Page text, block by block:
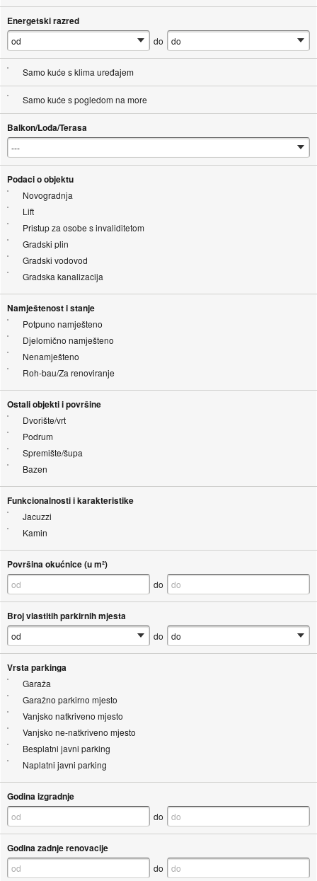
Energetski razred
do
Samo kuće s klima uređajem
Samo kuće s pogledom na more
Balkon/Lođa/Terasa
Podaci o objektu
Novogradnja
Lift
Pristup za osobe s invaliditetom
Gradski plin
Gradski vodovod
Gradska kanalizacija
Namještenost i stanje
Potpuno namješteno
Djelomično namješteno
Nenamješteno
Roh-bau/Za renoviranje
Ostali objekti i površine
Dvorište/vrt
Podrum
Spremište/šupa
Bazen
Funkcionalnosti i karakteristike
Jacuzzi
Kamin
Površina okućnice (u m²)
do
Broj vlastitih parkirnih mjesta
do
Vrsta parkinga
Garaža
Garažno parkirno mjesto
Vanjsko natkriveno mjesto
Vanjsko ne-natkriveno mjesto
Besplatni javni parking
Naplatni javni parking
Godina izgradnje
do
Godina zadnje renovacije
do